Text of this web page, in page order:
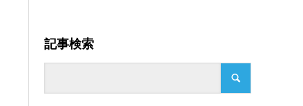
記事検索